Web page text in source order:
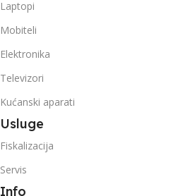
Laptopi
Mobiteli
Elektronika
Televizori
Kućanski aparati
Usluge
Fiskalizacija
Servis
Info